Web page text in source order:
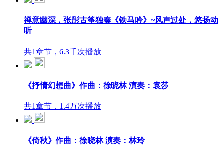
禅意幽深，张彤古筝独奏《铁马吟》~风声过处，悠扬动
听
共1章节，6.3千次播放
《抒情幻想曲》作曲：徐晓林 演奏：袁莎
共1章节，1.4万次播放
《倚秋》作曲：徐晓林 演奏：林玲